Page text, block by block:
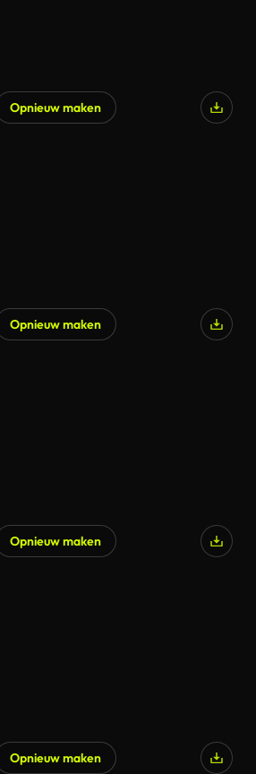
Opnieuw maken
Opnieuw maken
Opnieuw maken
Opnieuw maken